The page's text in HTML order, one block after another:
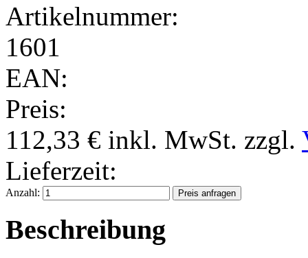
Artikelnummer:
1601
EAN:
Preis:
112,33 € inkl. MwSt. zzgl.
Lieferzeit:
Anzahl:
Beschreibung